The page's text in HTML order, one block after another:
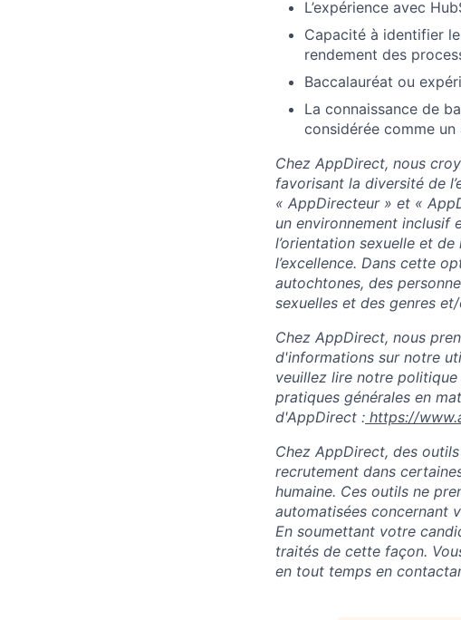
L’expérience avec
Capacité à identifier
rendement des
Baccalauréat ou
La connaissance de
considérée comme un
Chez AppDirect, nous
favorisant la diversité de
« AppDirecteur » et «
un environnement inclusif
l’orientation sexuelle et
l’excellence. Dans cette
autochtones, des
sexuelles et des genres
Chez AppDirect, nous
d'informations sur notre
veuillez lire notre
pratiques générales en
d'AppDirect : https://
Chez AppDirect, des
recrutement dans
humaine. Ces outils ne
automatisées concernant
En soumettant votre
traités de cette façon.
en tout temps en